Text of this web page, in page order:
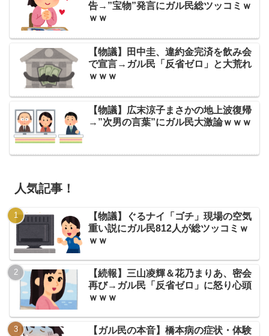
告→”宝物”発言にガル民総ツッコミｗ
ｗｗ
【物議】田中圭、違約金完済を飲み会
で宣言→ガル民「反省ゼロ」と大荒れ
ｗｗｗ
【物議】広末涼子まさかの地上波復帰
→”次男の言葉”にガル民大激論ｗｗｗ
人気記事！
【物議】ぐるナイ「ゴチ」現場の空気
重い説にガル民812人が総ツッコミｗ
ｗｗ
【続報】三山凌輝＆花乃まりあ、密会
再び→ガル民「反省ゼロ」に怒り心頭
ｗｗｗ
【ガル民の本音】橋本病の症状・体験